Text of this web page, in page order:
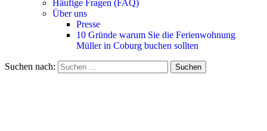
Häufige Fragen (FAQ)
Über uns
Presse
10 Gründe warum Sie die Ferienwohnung
Müller in Coburg buchen sollten
Suchen nach: